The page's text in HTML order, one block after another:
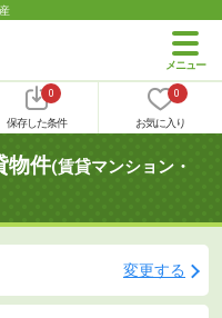
0
保存した条件
0
お気に入り
物件(賃貸マンション・
変更する